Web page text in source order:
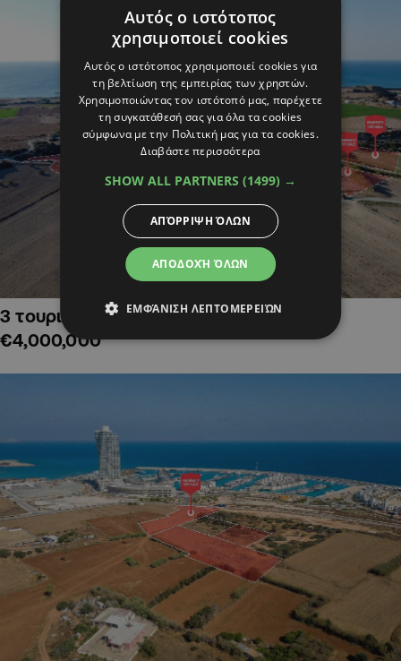
3 τουριστικά χωράφια στην Αλαμινό,
€4,000,000
Αυτός ο ιστότοπος
χρησιμοποιεί cookies
Αυτός ο ιστότοπος χρησιμοποιεί cookies για
τη βελτίωση της εμπειρίας των χρηστών.
Χρησιμοποιώντας τον ιστότοπό μας, παρέχετε
τη συγκατάθεσή σας για όλα τα cookies
σύμφωνα με την Πολιτική μας για τα cookies.
Διαβάστε περισσότερα
SHOW ALL PARTNERS (1499) →
ΑΠΟΔΟΧΉ ΌΛΩΝ
ΑΠΌΡΡΙΨΗ ΌΛΩΝ
ΕΜΦΆΝΙΣΗ ΛΕΠΤΟΜΕΡΕΙΏΝ